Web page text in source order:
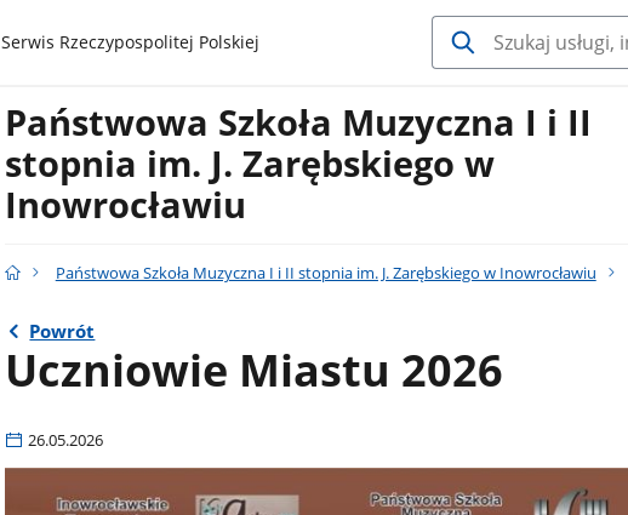
gov.pl
Serwis Rzeczypospolitej Polskiej
Państwowa Szkoła Muzyczna I i II
stopnia im. J. Zarębskiego w
Inowrocławiu
Państwowa Szkoła Muzyczna I i II stopnia im. J. Zarębskiego w Inowrocławiu
Powrót
Uczniowie Miastu 2026
26.05.2026